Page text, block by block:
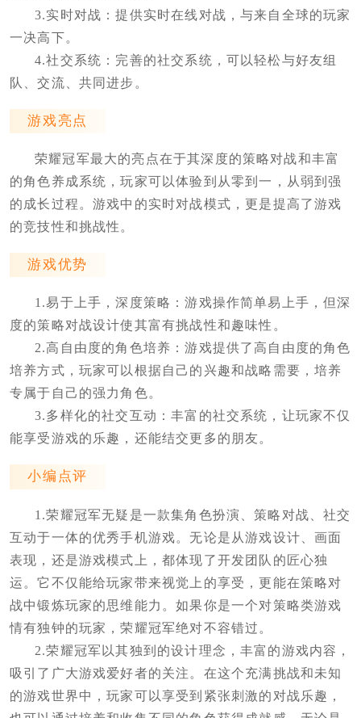
3.实时对战：提供实时在线对战，与来自全球的玩家
一决高下。
4.社交系统：完善的社交系统，可以轻松与好友组
队、交流、共同进步。
游戏亮点
荣耀冠军最大的亮点在于其深度的策略对战和丰富
的角色养成系统，玩家可以体验到从零到一，从弱到强
的成长过程。游戏中的实时对战模式，更是提高了游戏
的竞技性和挑战性。
游戏优势
1.易于上手，深度策略：游戏操作简单易上手，但深
度的策略对战设计使其富有挑战性和趣味性。
2.高自由度的角色培养：游戏提供了高自由度的角色
培养方式，玩家可以根据自己的兴趣和战略需要，培养
专属于自己的强力角色。
3.多样化的社交互动：丰富的社交系统，让玩家不仅
能享受游戏的乐趣，还能结交更多的朋友。
小编点评
1.荣耀冠军无疑是一款集角色扮演、策略对战、社交
互动于一体的优秀手机游戏。无论是从游戏设计、画面
表现，还是游戏模式上，都体现了开发团队的匠心独
运。它不仅能给玩家带来视觉上的享受，更能在策略对
战中锻炼玩家的思维能力。如果你是一个对策略类游戏
情有独钟的玩家，荣耀冠军绝对不容错过。
2.荣耀冠军以其独到的设计理念，丰富的游戏内容，
吸引了广大游戏爱好者的关注。在这个充满挑战和未知
的游戏世界中，玩家可以享受到紧张刺激的对战乐趣，